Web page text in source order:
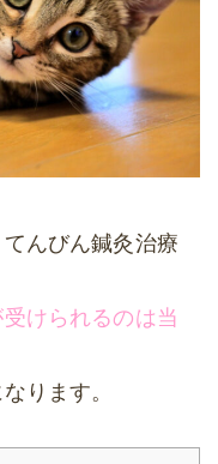
んびん鍼灸治療
けられるのは当
ります。